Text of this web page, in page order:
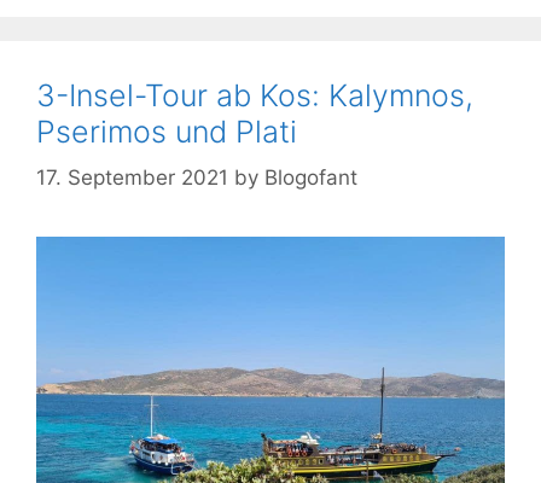
3-Insel-Tour ab Kos: Kalymnos,
Pserimos und Plati
17. September 2021 by Blogofant